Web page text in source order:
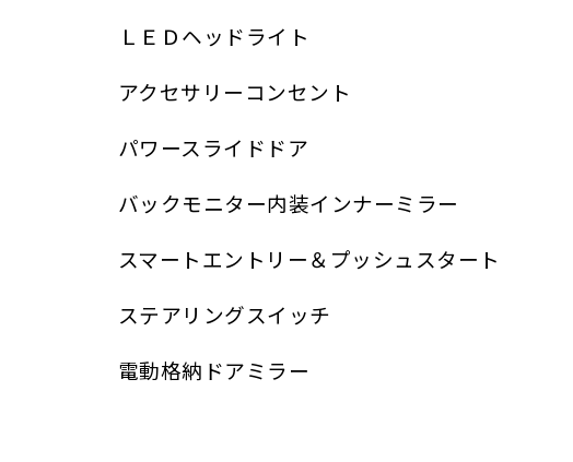
ＬＥＤヘッドライト
アクセサリーコンセント
パワースライドドア
バックモニター内装インナーミラー
スマートエントリー＆プッシュスタート
ステアリングスイッチ
電動格納ドアミラー